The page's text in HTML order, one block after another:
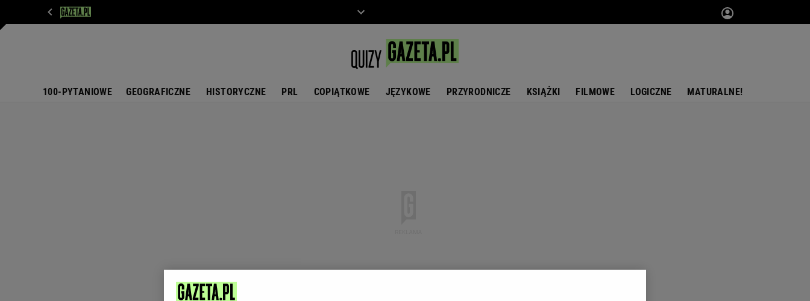
100-PYTANIOWE GEOGRAFICZNE HISTORYCZNE PRL COPIĄTKOWE JĘZYKOWE PRZYRODNICZE KSIĄŻKI FILMOWE LOGICZNE MATURALNE!